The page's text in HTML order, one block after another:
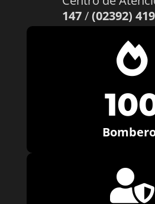
147/(02392)

